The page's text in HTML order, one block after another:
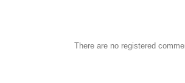
There are no registered